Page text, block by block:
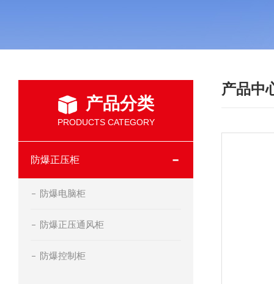
产品分类
PRODUCTS CATEGORY
防爆正压柜
防爆电脑柜
防爆正压通风柜
防爆控制柜
产品中